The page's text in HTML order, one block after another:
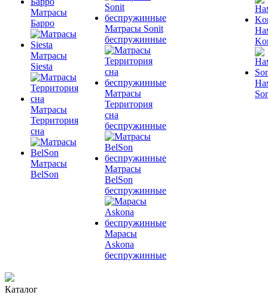
Матрасы
Барро
Матрасы
Siesta
Матрасы
Территория
сна
Матрасы
BelSon
Матрасы Sonit
беспружинные
Матрасы
Территория
сна
беспружинные
Матрасы
BelSon
беспружинные
Марасы
Askona
беспружинные
Каталог